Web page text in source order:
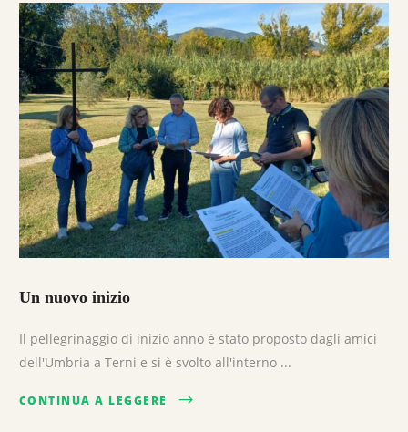
Un nuovo inizio
Il pellegrinaggio di inizio anno è stato proposto dagli amici
dell'Umbria a Terni e si è svolto all'interno ...
CONTINUA A LEGGERE